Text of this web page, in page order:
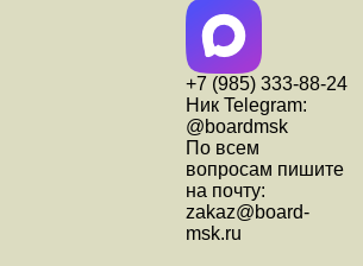
+7 (985) 333-88-24
Ник Telegram:
@boardmsk
По всем
вопросам пишите
на почту:
zakaz@board-
msk.ru